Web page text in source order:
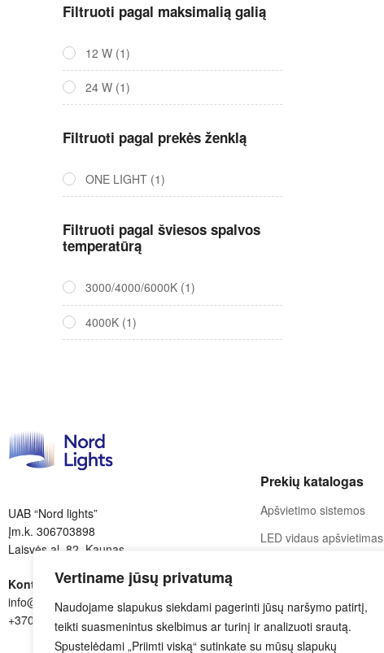
Vertiname jūsų privatumą
Naudojame slapukus siekdami pagerinti jūsų naršymo patirtį,
teikti suasmenintus skelbimus ar turinį ir analizuoti srautą.
Spustelėdami „Priimti viską“ sutinkate su mūsų slapukų
Filtruoti pagal maksimalią galią
12 W (1)
24 W (1)
Filtruoti pagal prekės ženklą
ONE LIGHT (1)
Filtruoti pagal šviesos spalvos
temperatūrą
3000/4000/6000K (1)
4000K (1)
UAB “Nord lights”
Įm.k. 306703898
Laisvės al. 82, Kaunas
Kontaktai:
info@nordlights.lt
+370 615 90769
Prekių katalogas
Apšvietimo sistemos
LED vidaus apšvietimas